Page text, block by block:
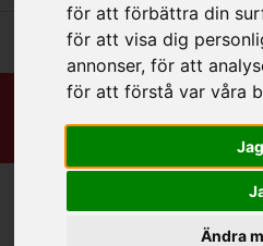
för att förbättra din
för att visa dig
annonser, för att
för att förstå var våra
Ändra
/ RSK-Kategorier /
Av övriga